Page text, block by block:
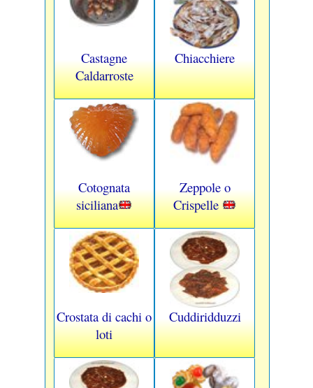
Castagne
Caldarroste
Chiacchiere
Cotognata
siciliana
Zeppole o
Crispelle
Crostata di cachi o
loti
Cuddiridduzzi